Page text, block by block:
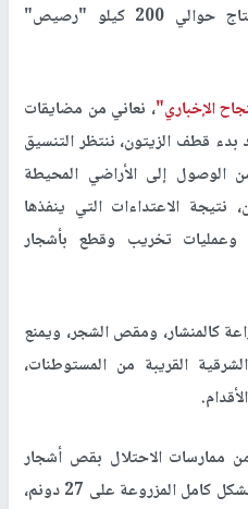
شرق مدينة قلقيلية، مشيرا" انتاج حوالي 200 كيلو "رصيص"
الإخباري"، نعاني من مضايقات
بدء قطف الزيتون، ننتظر التنسيق
الوصول إلى الأراضي المحيطة
نتيجة الاعتداءات التي ينفذها
وعمليات تخريب وقطع بأشجار
كالمنشار، ومقص الشجر، ويمنع
القريبة من المستوطنات،
قبل 10 أعوام من ممارسات الاحتلال بقص أشجار
الزيتون، ورشها بالمواد الكيماوية بشكل كامل المزروعة على 27 دونم،